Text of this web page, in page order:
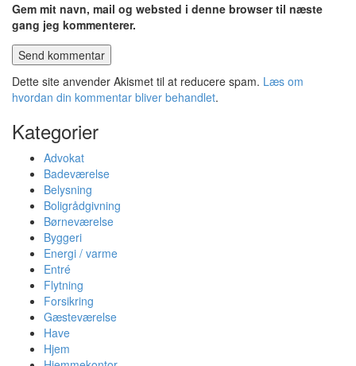
Gem mit navn, mail og websted i denne browser til næste
gang jeg kommenterer.
Dette site anvender Akismet til at reducere spam. Læs om
hvordan din kommentar bliver behandlet.
Kategorier
Advokat
Badeværelse
Belysning
Boligrådgivning
Børneværelse
Byggeri
Energi / varme
Entré
Flytning
Forsikring
Gæsteværelse
Have
Hjem